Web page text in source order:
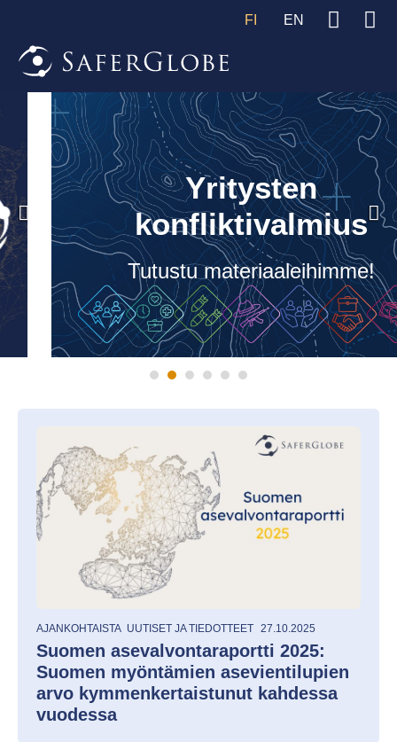
FI EN
Yritysten
konfliktivalmius
Tutustu materiaaleihimme!
AJANKOHTAISTA UUTISET JA TIEDOTTEET 27.10.2025
Suomen asevalvontaraportti 2025:
Suomen myöntämien asevientilupien
arvo kymmenkertaistunut kahdessa
vuodessa